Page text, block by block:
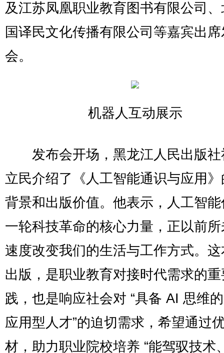
及江苏凤凰职业教育图书有限公司
国译民文化传播有限公司等嘉宾出
会。
机器人互动展示
发布会开场，黑龙江人民出版社
立民介绍了《人工智能通识与应用
背景和出版价值。他表示，人工智
一轮科技革命的核心力量，正以前
速度改变我们的生活与工作方式。
出版，是职业教育对接时代需求的
践，也是响应社会对 “具备 AI 思维
应用型人才”的迫切需求，希望通过
材，助力职业院校培养 “能驾驭技术